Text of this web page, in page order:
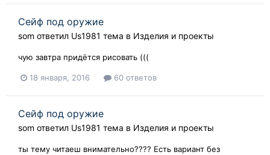
Сейф под оружие
som ответил Us1981 тема в Изделия и проекты
чую завтра придётся рисовать (((
18 января, 2016 60 ответов
Сейф под оружие
som ответил Us1981 тема в Изделия и проекты
ты тему читаеш внимательно???? Есть вариант без